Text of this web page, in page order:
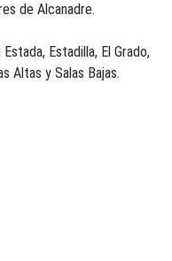
de Alcanadre.
Estada, Estadilla, El Grado,
Altas y Salas Bajas.